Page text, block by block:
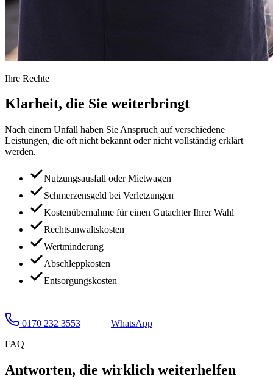
Ihre Rechte
Klarheit, die Sie weiterbringt
Nach einem Unfall haben Sie Anspruch auf verschiedene
Leistungen, die oft nicht bekannt oder nicht vollständig erklärt
werden.
Nutzungsausfall oder Mietwagen
Schmerzensgeld bei Verletzungen
Kostenübernahme für einen Gutachter Ihrer Wahl
Rechtsanwaltskosten
Wertminderung
Abschleppkosten
Entsorgungskosten
0170 232 3553
WhatsApp
FAQ
Antworten, die wirklich weiterhelfen